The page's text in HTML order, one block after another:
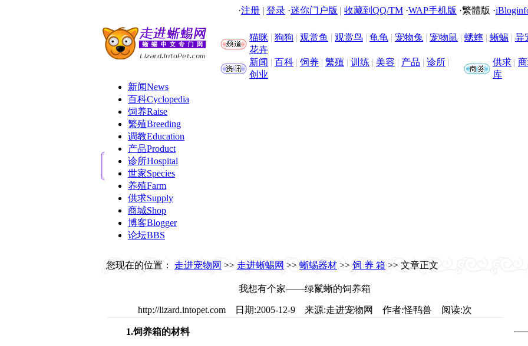
·注册 | 登录 ·迷你门户版 | 收藏到QQ/TM ·WAP手机版 ·繁體版 ·
猫咪 | 狗狗 | 观赏鱼 | 观赏鸟 | 龟龟 | 宠物兔 | 宠物鼠 | 蟋蟀 | 蜥蜴 | 异
花卉
新闻 | 百科 | 饲养 | 繁殖 | 训练 | 美容 | 产品 | 诊所 |
创业
供求 |
库
新闻News
百科Cyclopedia
饲养Raise
繁殖Breeding
调教Education
产品Product
诊所Hospital
世家Species
养殖Farm
供求Supply
商城Shop
博客Blogger
论坛BBS
您现在的位置： 走进宠物网 >> 走进蜥蜴网 >> 蜥蜴器材 >> 饲 养 箱 >> 文章正文
我想有个家——绿鬣蜥的饲养箱
http://lizard.intopet.com 日期:2005-12-9 来源:走进宠物网 作者:怪鸭兽 阅读:次
1.饲养箱的材料